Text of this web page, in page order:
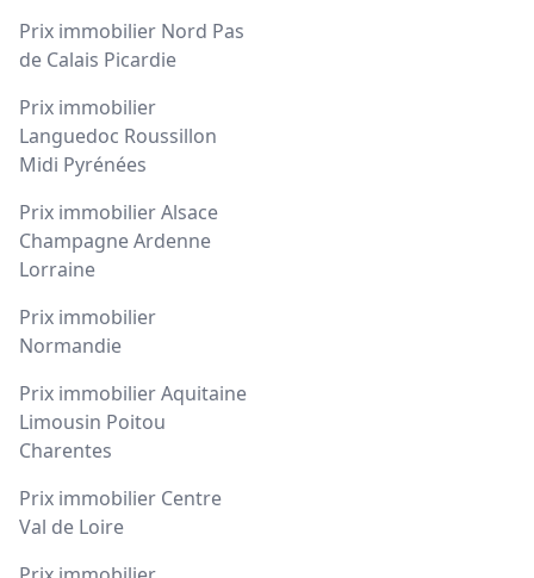
Prix immobilier Nord Pas
de Calais Picardie
Prix immobilier
Languedoc Roussillon
Midi Pyrénées
Prix immobilier Alsace
Champagne Ardenne
Lorraine
Prix immobilier
Normandie
Prix immobilier Aquitaine
Limousin Poitou
Charentes
Prix immobilier Centre
Val de Loire